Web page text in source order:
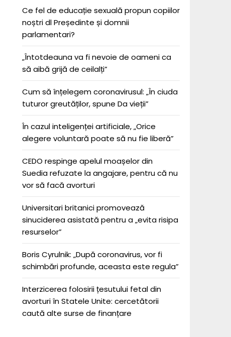
Ce fel de educație sexuală propun copiilor
noștri dl Președinte și domnii
parlamentari?
„Întotdeauna va fi nevoie de oameni ca
să aibă grijă de ceilalți”
Cum să înțelegem coronavirusul: „În ciuda
tuturor greutăților, spune Da vieții”
În cazul inteligenței artificiale, „Orice
alegere voluntară poate să nu fie liberă”
CEDO respinge apelul moașelor din
Suedia refuzate la angajare, pentru că nu
vor să facă avorturi
Universitari britanici promovează
sinuciderea asistată pentru a „evita risipa
resurselor”
Boris Cyrulnik: „După coronavirus, vor fi
schimbări profunde, aceasta este regula”
Interzicerea folosirii țesutului fetal din
avorturi în Statele Unite: cercetătorii
caută alte surse de finanțare